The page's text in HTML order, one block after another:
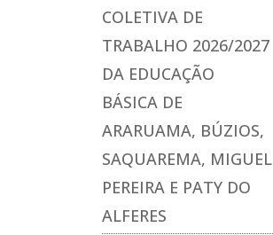
COLETIVA DE
TRABALHO 2026/2027
DA EDUCAÇÃO
BÁSICA DE
ARARUAMA, BÚZIOS,
SAQUAREMA, MIGUEL
PEREIRA E PATY DO
ALFERES